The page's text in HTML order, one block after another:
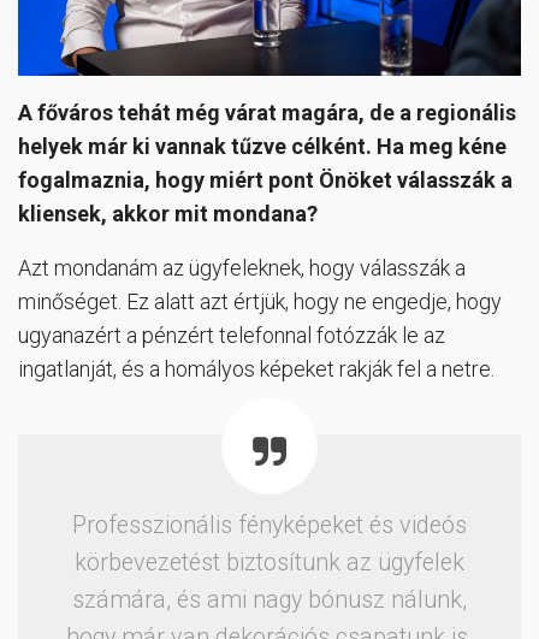
A főváros tehát még várat magára, de a regionális
helyek már ki vannak tűzve célként. Ha meg kéne
fogalmaznia, hogy miért pont Önöket válasszák a
kliensek, akkor mit mondana?
Azt mondanám az ügyfeleknek, hogy válasszák a
minőséget. Ez alatt azt értjük, hogy ne engedje, hogy
ugyanazért a pénzért telefonnal fotózzák le az
ingatlanját, és a homályos képeket rakják fel a netre.
Professzionális fényképeket és videós
körbevezetést biztosítunk az ügyfelek
számára, és ami nagy bónusz nálunk,